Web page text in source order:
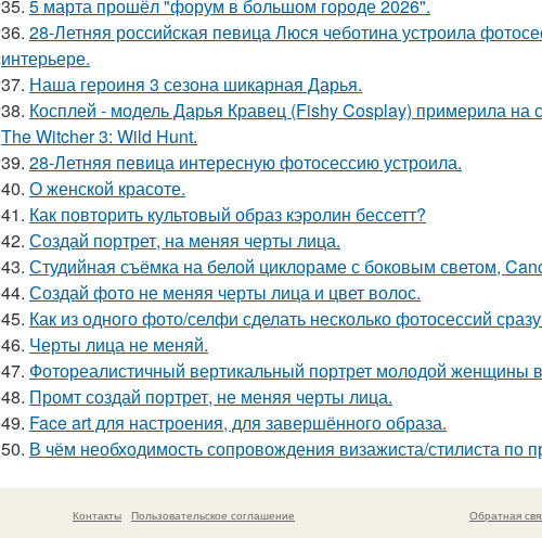
35. 5 марта прошёл "форум в большом городе 2026".
36. 28-Летняя российская певица Люся чеботина устроила
интерьере.
37. Наша героиня 3 сезона шикарная Дарья.
38. Косплей - модель Дарья Кравец (Fishy Cosplay) примерила на
The Witcher 3: Wild Hunt.
39. 28-Летняя певица интересную фотосессию устроила.
40. О женской красоте.
41. Как повторить культовый образ кэролин бессетт?
42. Создай портрет, на меняя черты лица.
43. Студийная съёмка на белой циклораме с боковым светом,
44. Создай фото не меняя черты лица и цвет волос.
45. Как из одного фото/селфи сделать несколько фотосессий
46. Черты лица не меняй.
47. Фотореалистичный вертикальный портрет молодой женщины
48. Промт создай портрет, не меняя черты лица.
49. Face art для настроения, для завершённого образа.
50. В чём необходимость сопровождения визажиста/стилиста по
Контакты
Пользовательское соглашение
Обратная